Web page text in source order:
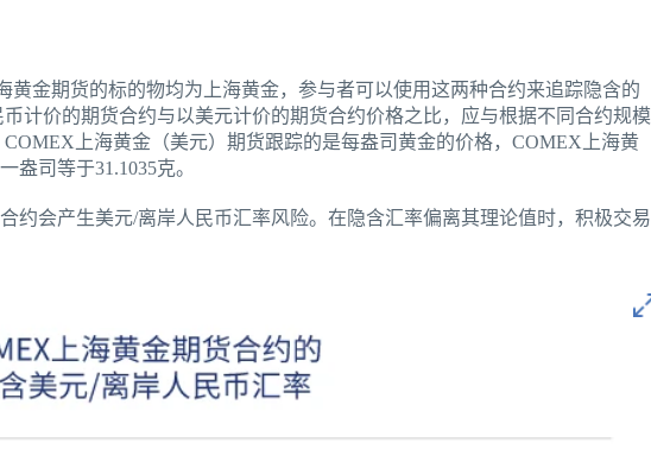
黄金期货的标的物均为上海黄金，参与者可以使用这两种合约来追踪隐含的
计价的期货合约与以美元计价的期货合约价格之比，应与根据不同合约规模
上海黄金（美元）期货跟踪的是每盎司黄金的价格，COMEX上海黄
司等于31.1035克。
约会产生美元/离岸人民币汇率风险。在隐含汇率偏离其理论值时，积极交易